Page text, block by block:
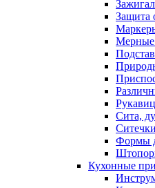
Защита
Сита,
Формы
Кухонные